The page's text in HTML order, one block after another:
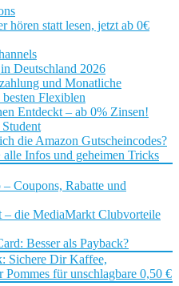
hören statt lesen, jetzt ab 0€
Deutschland 2026
und Monatliche
Flexiblen
Entdeckt – ab 0% Zinsen!
die Amazon Gutscheincodes?
Infos und geheimen Tricks
Coupons, Rabatte und
– die MediaMarkt Clubvorteile
Besser als Payback?
Sichere Dir Kaffee,
Pommes für unschlagbare 0,50 €